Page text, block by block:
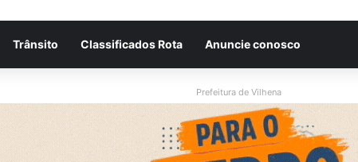
Trânsito Classificados Rota Anuncie conosco
Prefeitura de Vilhena